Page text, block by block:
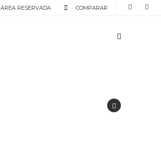
COMPARAR
ÁREA RESERVADA